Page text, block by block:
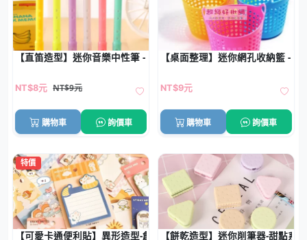
【直笛造型】迷你音樂中性筆 - 0.5mm創意原子筆
NT$8元 NT$9元
購物車 詢價車
【桌面整理】迷你網孔收納籃 -
NT$9元
購物車 詢價車
特價
【可愛卡通便利貼】異形造型-創意N次貼便簽【餅乾造型】迷你削筆器-甜點系